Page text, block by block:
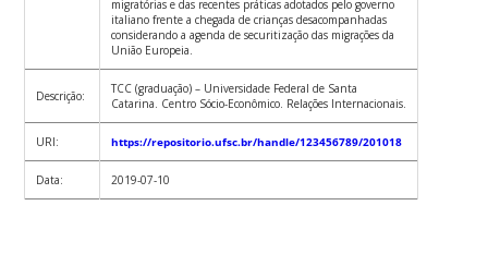
migratórias e das recentes práticas adotados pelo governo
italiano frente a chegada de crianças desacompanhadas
considerando a agenda de securitização das migrações da
União Europeia.
Descrição:
TCC (graduação) – Universidade Federal de Santa
Catarina. Centro Sócio-Econômico. Relações Internacionais.
URI: https://repositorio.ufsc.br/handle/123456789/201018
Data: 2019-07-10